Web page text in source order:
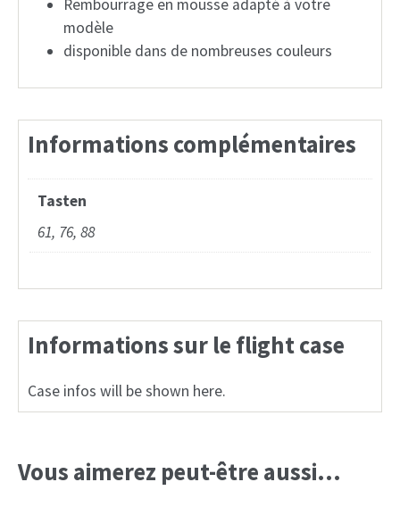
Rembourrage en mousse adapté à votre
modèle
disponible dans de nombreuses couleurs
Informations complémentaires
Tasten
61, 76, 88
Informations sur le flight case
Case infos will be shown here.
Vous aimerez peut-être aussi…